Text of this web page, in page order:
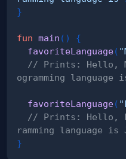
}
fun main ( )
{
favoriteLanguage(
// Prints: Hello,
ogramming
favoriteLanguage(
// Prints: Hello,
ramming language is
}